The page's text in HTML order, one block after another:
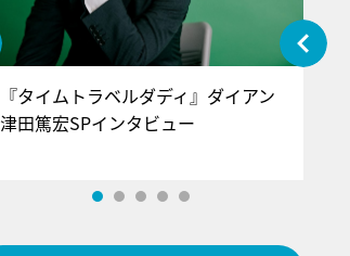
『タイムトラベルダディ』ダイアン
津田篤宏SPインタビュー